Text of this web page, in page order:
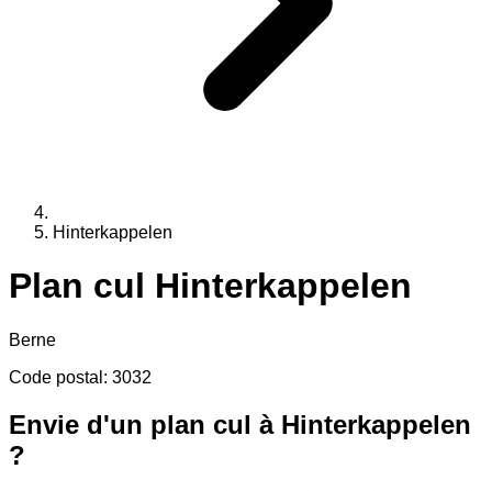
Hinterkappelen
Plan cul Hinterkappelen
Berne
Code postal : 3032
Envie d'un plan cul à Hinterkappelen
?